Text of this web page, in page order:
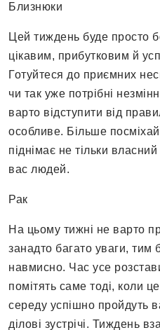
Близнюки
Цей тиждень буде просто
цікавим, прибутковим й
Готуйтеся до приємних
чи так уже потрібні
варто відступити від
особливе. Більше
піднімає не тільки
вас людей.
Рак
На цьому тижні не варто
занадто багато уваги, тим
навмисно. Час усе
помітять саме тоді, коли
середу успішно пройдуть
ділові зустрічі. Тиждень